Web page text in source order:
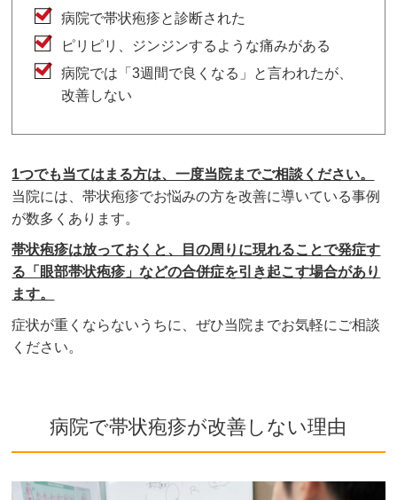
病院で帯状疱疹と診断された
ピリピリ、ジンジンするような痛みがある
病院では「3週間で良くなる」と言われたが、
改善しない
1つでも当てはまる方は、一度当院までご相談ください。
当院には、帯状疱疹でお悩みの方を改善に導いている事例
が数多くあります。
帯状疱疹は放っておくと、目の周りに現れることで発症す
る「眼部帯状疱疹」などの合併症を引き起こす場合があり
ます。
症状が重くならないうちに、ぜひ当院までお気軽にご相談
ください。
病院で帯状疱疹が改善しない理由